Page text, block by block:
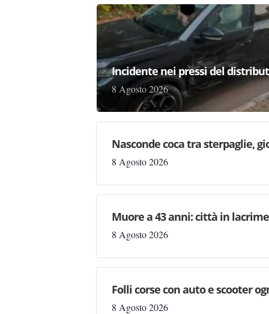
Incidente nei pressi del
8 Agosto 2026
Nasconde coca tra sterpaglie,
8 Agosto 2026
Muore a 43 anni: città in
8 Agosto 2026
Folli corse con auto e scooter
8 Agosto 2026